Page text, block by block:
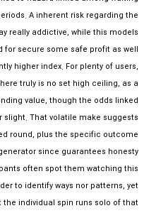
A inherent risk regarding the
really addictive, while this models
secure some safe profit as well
higher index. For plenty of users,
truly is no set high ceiling, as a
value, though the odds linked
That volatile make suggests
round, plus the specific outcome
since guarantees honesty
often spot them watching this
to identify ways nor patterns, yet
individual spin runs solo of that